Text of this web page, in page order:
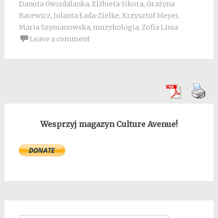
Danuta Gwizdalanka, Elżbieta Sikora, Grażyna
Bacewicz, Jolanta Łada-Zielke, Krzysztof Meyer,
Maria Szymanowska, muzykologia, Zofia Lissa
Leave a comment
Wesprzyj magazyn Culture Avenue!